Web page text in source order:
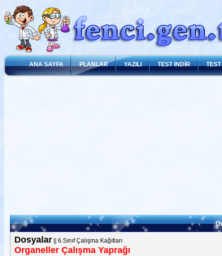
ANA SAYFA PLANLAR YAZILI TEST İNDİR
Dosyalar|| 6.Sınıf Çalışma Kağıtları
Organeller Çalışma Yaprağı